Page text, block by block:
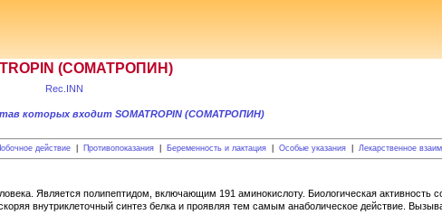
(СОМАТРОПИН)
Rec.INN
которых входит SOMATROPIN (СОМАТРОПИН)
действие Противопоказания Беременность и лактация Особые указания Лекарственное
Является полипептидом, включающим 191 аминокислоту. Биологическая активность
внутриклеточный синтез белка и проявляя тем самым анаболическое действие.